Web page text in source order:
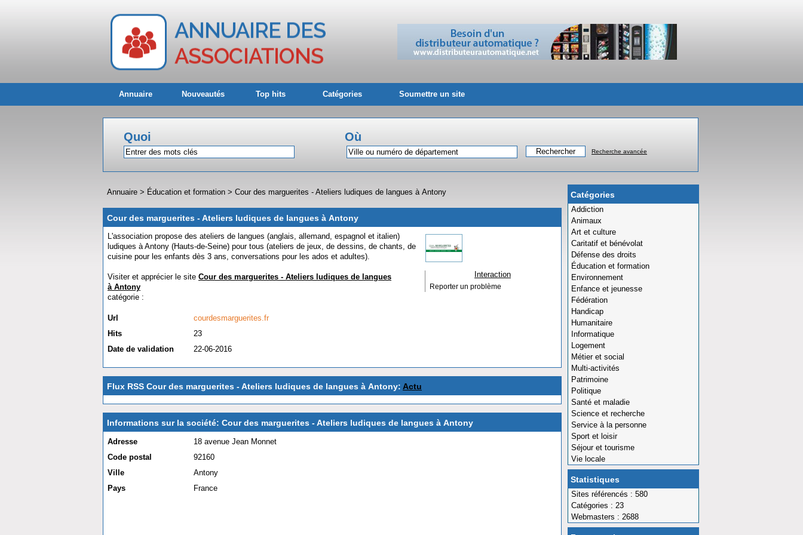
Annuaire Nouveautés Top hits Catégories Soumettre un site
Quoi Où
Recherche avancée
Catégories
Addiction
Animaux
Art et culture
Caritatif et bénévolat
Défense des droits
Éducation et formation
Environnement
Enfance et jeunesse
Fédération
Handicap
Humanitaire
Informatique
Logement
Métier et social
Multi-activités
Patrimoine
Politique
Santé et maladie
Science et recherche
Service à la personne
Sport et loisir
Séjour et tourisme
Vie locale
Statistiques
Sites référencés : 580
Catégories : 23
Webmasters : 2688
Annuaire > Éducation et formation > Cour des marguerites - Ateliers ludiques de langues à Antony
Cour des marguerites - Ateliers ludiques de langues à Antony
L'association propose des ateliers de langues (anglais, allemand, espagnol et italien)
ludiques à Antony (Hauts-de-Seine) pour tous (ateliers de jeux, de dessins, de chants, de
cuisine pour les enfants dès 3 ans, conversations pour les ados et adultes).
Visiter et apprécier le site Cour des marguerites - Ateliers ludiques de langues
à Antony
catégorie :
Url
courdesmarguerites.fr
Hits
23
Date de validation
22-06-2016
Interaction
Reporter un problème
Flux RSS Cour des marguerites - Ateliers ludiques de langues à Antony: Actu
Informations sur la société: Cour des marguerites - Ateliers ludiques de langues à Antony
Adresse
18 avenue Jean Monnet
Code postal
92160
Ville
Antony
Pays
France